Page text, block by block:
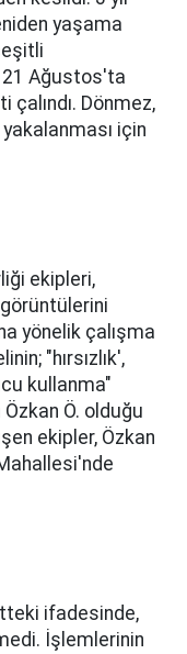
yaşama
21 Ağustos'ta
çalındı. Dönmez,
için
ekipleri,
yönelik çalışma
"hırsızlık',
kullanma"
Ö. olduğu
ekipler, Özkan
ifadesinde,
İşlemlerinin